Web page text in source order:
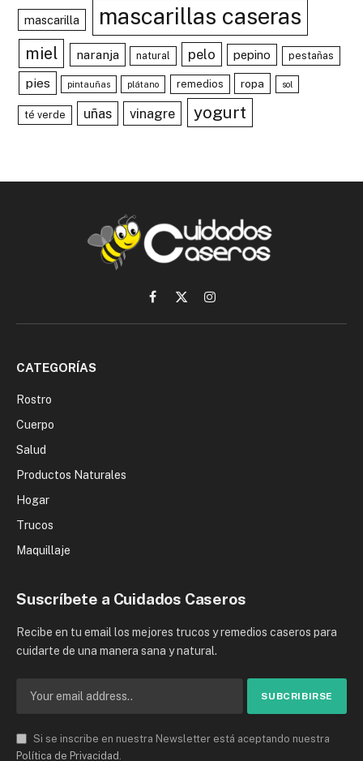
mascarilla mascarillas caseras
miel naranja natural pelo pepino pestañas
pies pintauñas plátano remedios ropa sol
té verde uñas vinagre yogurt
Facebook
X
(Twitter)
Instagram
CATEGORÍAS
Rostro
Cuerpo
Salud
Productos Naturales
Hogar
Trucos
Maquillaje
Suscríbete a Cuidados Caseros
Recibe en tu email los mejores trucos y remedios caseros para
cuidarte de una manera sana y natural.
Si se inscribe en nuestra Newsletter está aceptando nuestra
Política de Privacidad .